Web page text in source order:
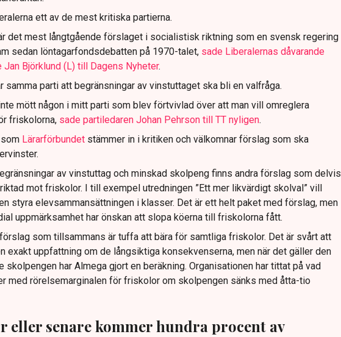
ett av de mest kritiska partierna.
det mest långtgående förslaget i socialistisk riktning som en svensk regering
sedan löntagarfondsdebatten på 1970-talet, sade Liberalernas dåvarande
Jan Björklund (L) till Dagens Nyheter.
samma parti att begränsningar av vinstuttaget ska bli en valfråga.
mött någon i mitt parti som blev förtvivlad över att man vill omreglera
friskolorna, sade partiledaren Johan Pehrson till TT nyligen.
Lärarförbundetstämmer in i kritiken och välkomnar förslag som ska
av vinstuttag och minskad skolpeng finns andra förslag som delvis
mot friskolor. I till exempel utredningen ”Ett mer likvärdigt skolval” vill
styra elevsammansättningen i klasser. Det är ett helt paket med förslag, men
uppmärksamhet har önskan att slopa köerna till friskolorna fått.
som tillsammans är tuffa att bära för samtliga friskolor. Det är svårt att
exakt uppfattning om de långsiktiga konsekvenserna, men när det gäller den
skolpengen har Almega gjort en beräkning. Organisationen har tittat på vad
med rörelsemarginalen för friskolor om skolpengen sänks med åtta-tio
eller senare kommer hundra procent av